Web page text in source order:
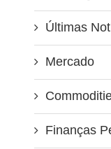
Últimas
Mercado
Finanças